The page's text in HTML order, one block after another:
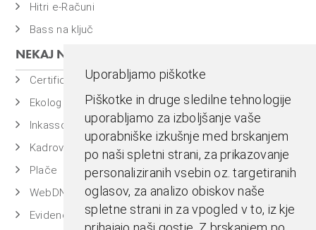
Uporabljamo piškotke
Piškotke in druge sledilne tehnologije
uporabljamo za izboljšanje vaše
uporabniške izkušnje med brskanjem
po naši spletni strani, za prikazovanje
personaliziranih vsebin oz. targetiranih
oglasov, za analizo obiskov naše
spletne strani in za vpogled v to, iz kje
Hitri e-Računi
Bass na ključ
NEKAJ NAŠIH PROGRAMOV
Certificiran BASSDMS
Ekolog
Inkasso
Kadrovska evidenca
Plače
WebDN
Evidenca časa